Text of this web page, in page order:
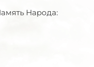
Народа: